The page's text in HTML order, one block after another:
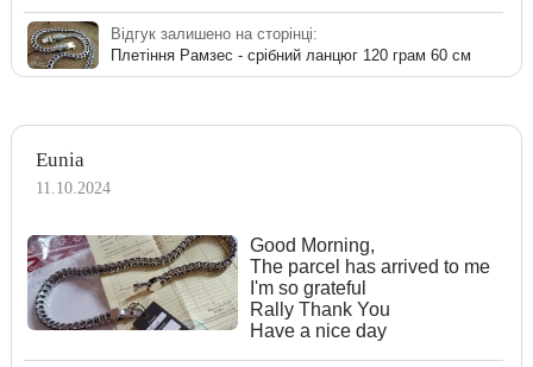
Відгук залишено на сторінці:
Плетіння Рамзес - срібний ланцюг 120 грам 60 см
Eunia
11.10.2024
Good Morning,
The parcel has arrived to me
I'm so grateful
Rally Thank You
Have a nice day